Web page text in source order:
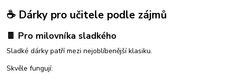
☕ Dárky pro učitele podle zájmů
🍫 Pro milovníka sladkého
Sladké dárky patří mezi nejoblíbenější klasiku.
Skvěle fungují: